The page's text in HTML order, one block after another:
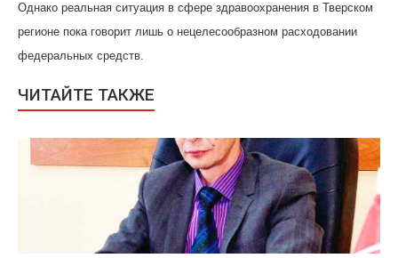
Однако реальная ситуация в сфере здравоохранения в Тверском
регионе пока говорит лишь о нецелесообразном расходовании
федеральных средств.
ЧИТАЙТЕ ТАКЖЕ